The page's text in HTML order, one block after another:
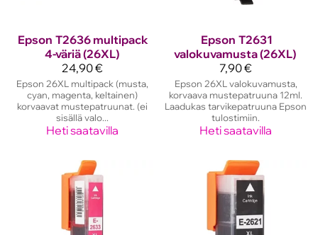
Epson T2636 multipack
4-väriä (26XL)
24,90 €
Epson 26XL multipack (musta,
cyan, magenta, keltainen)
korvaavat mustepatruunat. (ei
sisällä valo...
Heti saatavilla
Epson T2631
valokuvamusta (26XL)
7,90 €
Epson 26XL valokuvamusta,
korvaava mustepatruuna 12ml.
Laadukas tarvikepatruuna Epson
tulostimiin.
Heti saatavilla